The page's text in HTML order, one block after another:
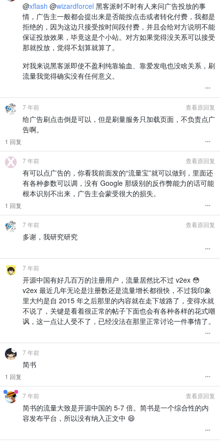
@xflash @wizardforcel 黑客派时不时有人来问广告投放的事
情，广告主一般都会提出来是否能按点击或者转化付费，我都是
拒绝的，因为这边只接受按时间段付费，并且会给对方说明不能
保证投放效果，毕竟这是个小站。对方如果觉得没关系可以接受
那就投放，觉得不划算就算了。
对我来说黑客派即使不盈利纯靠输血、靠爱发电也没啥关系，刷
流量我觉得确实没有任何意义。
7 年前 查看原回复
给广告刷点击倒是可以，但是刷量服务只加载页面，不负责点广
告啊。
1 回复
7 年前 查看原回复
有可以点广告的，你看我前面发的“流量宝”就可以做到，里面还
有各种参数可以调，没有 Google 那级别的反作弊能力的话可能
根本识别不出来，广告主会蒙受很大的损失。
1 回复
7 年前 查看原回复
多谢，我研究研究
7 年前
开源中国有好几百万的注册用户，流量居然比不过 v2ex 😳
v2ex 最近几年无论是注册数还是流量增长都很快，不过我印象
里大约是自 2015 年之后那里的内容就在走下坡路了，变得水就
不说了，关键是看着很正常的帖子下面也会有各种各样的花式嘲
讽，这一点让人受不了，已经没法在那里正常讨论一件事情了。
7 年前
简书
1 回复
7 年前 查看原回复
简书的流量大致是开源中国的 5-7 倍。简书是一个综合性的内
容发布平台，所以没有纳入正文中 😄